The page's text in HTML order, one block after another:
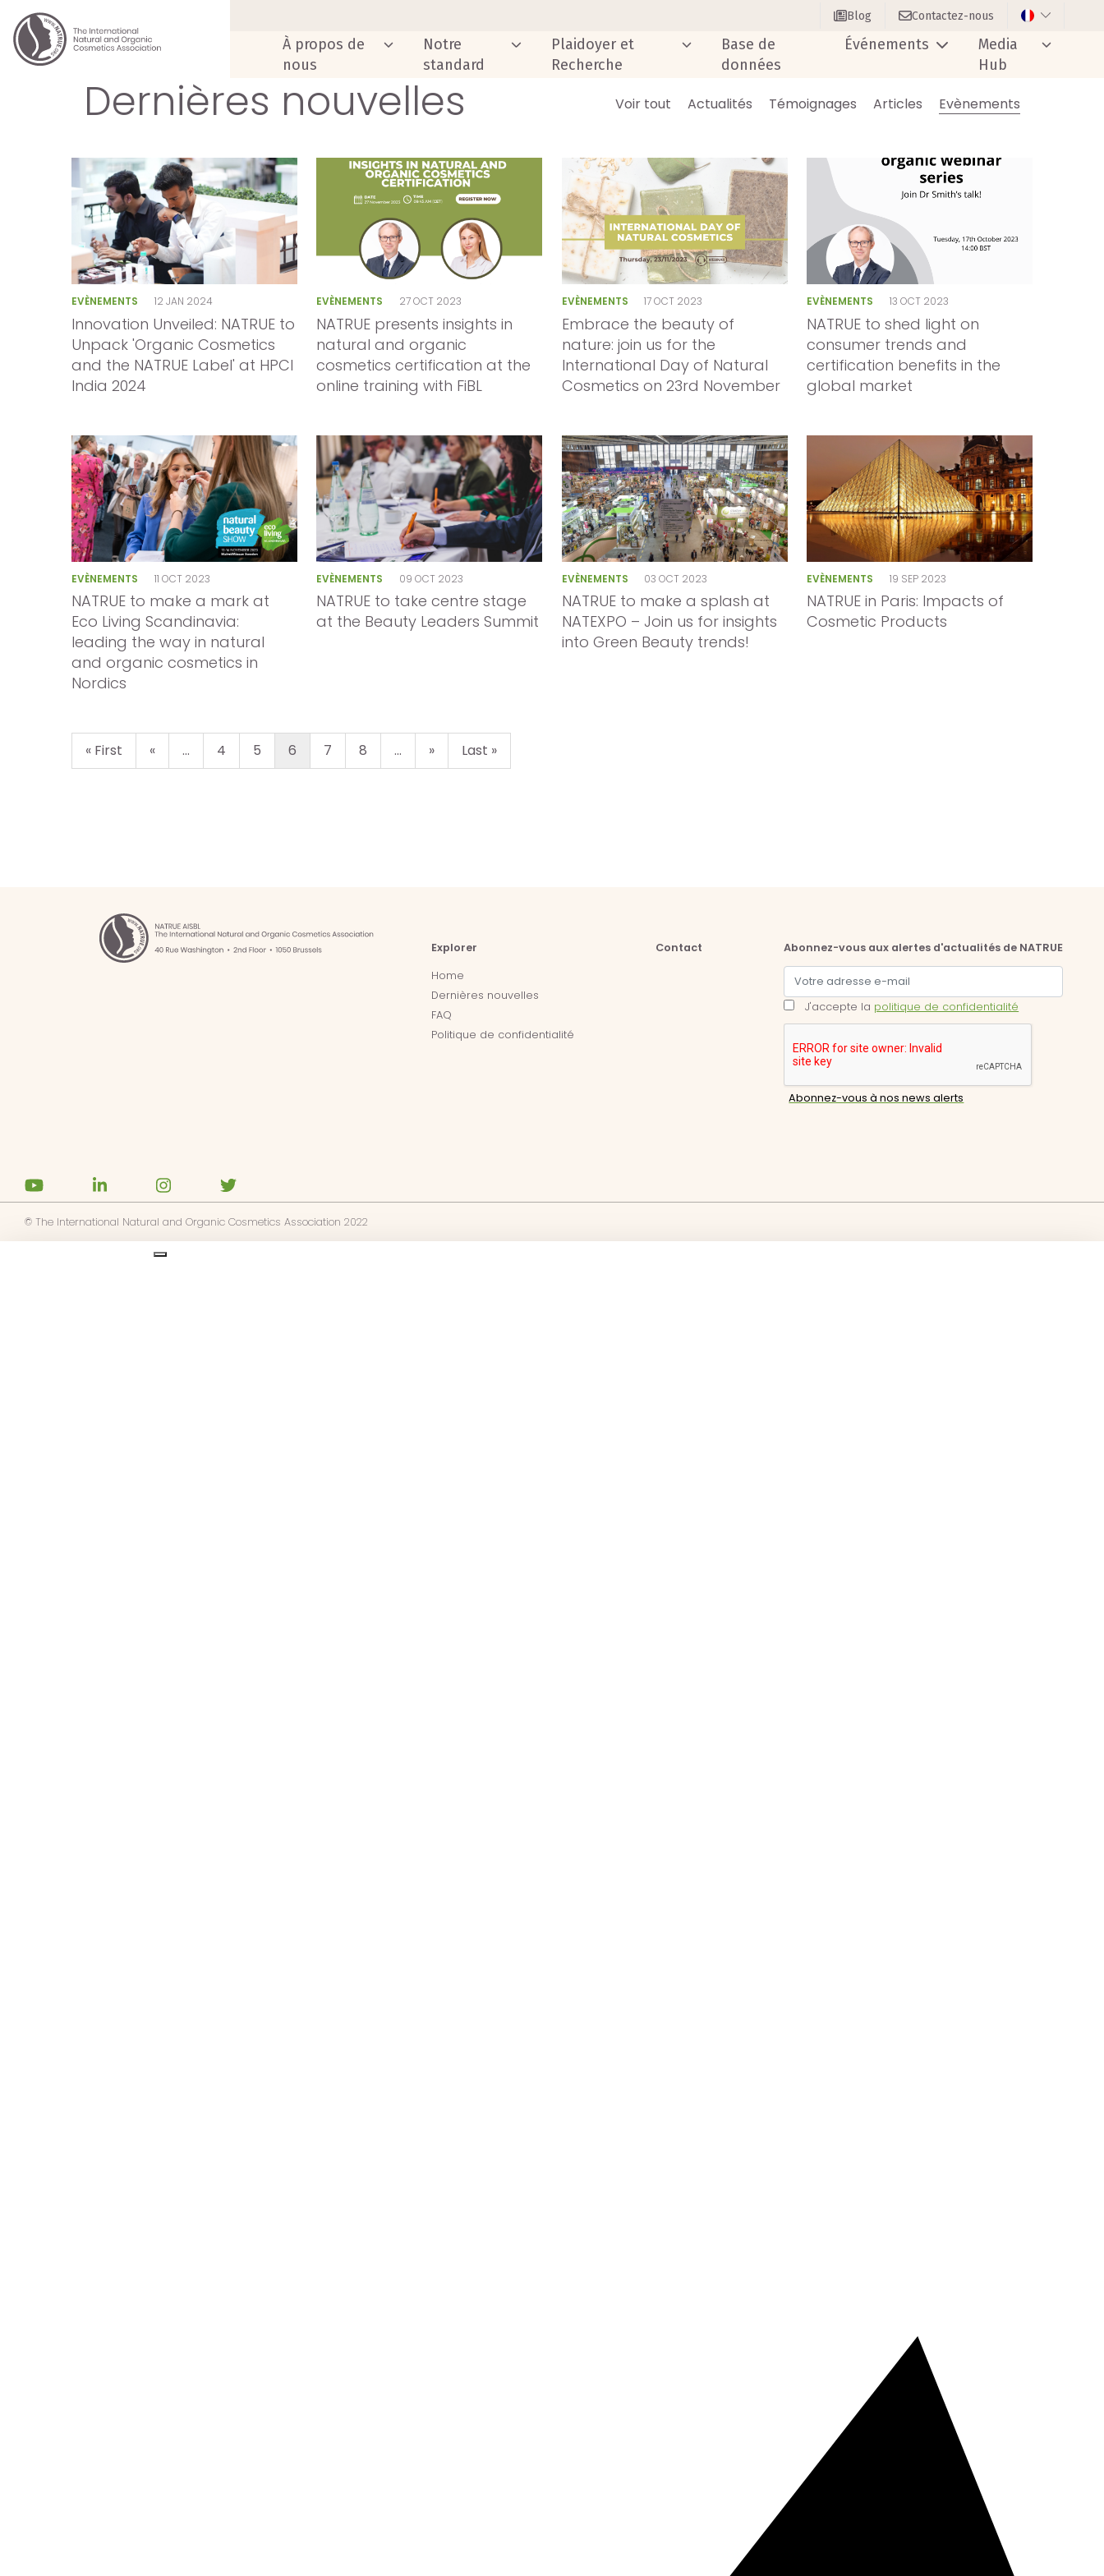
Blog Contactez-nous
À propos de
nous
Notre
standard
Plaidoyer et
Recherche
Base de
données
Événements
Media
Hub
Dernières nouvelles Voir tout Actualités Témoignages Articles Evènements
EVÈNEMENTS 12 JAN 2024
Innovation Unveiled: NATRUE to
Unpack 'Organic Cosmetics
and the NATRUE Label' at HPCI
India 2024
EVÈNEMENTS 27 OCT 2023
NATRUE presents insights in
natural and organic
cosmetics certification at the
online training with FiBL
EVÈNEMENTS 17 OCT 2023
Embrace the beauty of
nature: join us for the
International Day of Natural
Cosmetics on 23rd November
EVÈNEMENTS 13 OCT 2023
NATRUE to shed light on
consumer trends and
certification benefits in the
global market
EVÈNEMENTS 11 OCT 2023
NATRUE to make a mark at
Eco Living Scandinavia:
leading the way in natural
and organic cosmetics in
Nordics
EVÈNEMENTS 09 OCT 2023
NATRUE to take centre stage
at the Beauty Leaders Summit
EVÈNEMENTS 03 OCT 2023
NATRUE to make a splash at
NATEXPO – Join us for insights
into Green Beauty trends!
EVÈNEMENTS 19 SEP 2023
NATRUE in Paris: Impacts of
Cosmetic Products
« First « ... 4 5 6 7 8 ... » Last »
Explorer
Home
Dernières nouvelles
FAQ
Politique de confidentialité
Contact Abonnez-vous aux alertes d'actualités de NATRUE
J'accepte la politique de confidentialité
© The International Natural and Organic Cosmetics Association 2022
nous